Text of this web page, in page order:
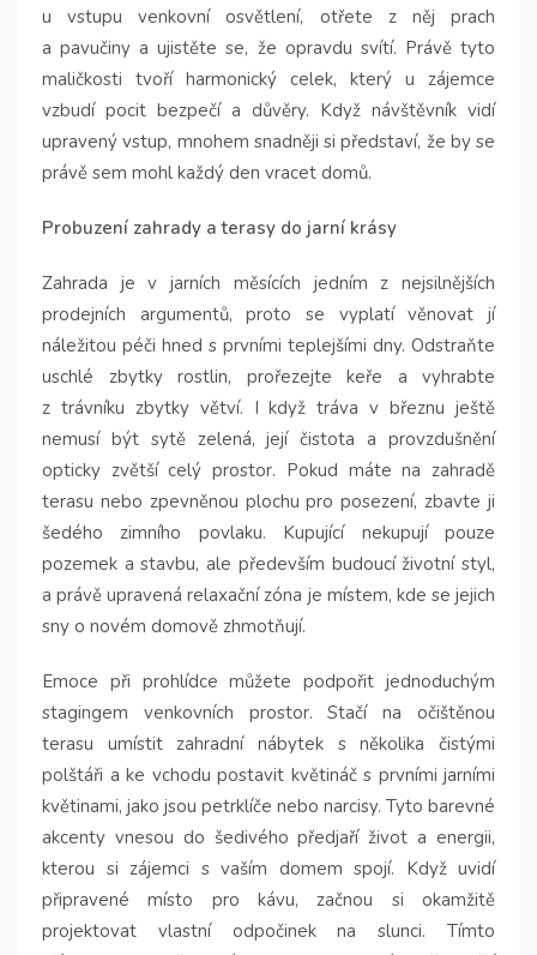
u vstupu venkovní osvětlení, otřete z něj prach
a pavučiny a ujistěte se, že opravdu svítí. Právě tyto
maličkosti tvoří harmonický celek, který u zájemce
vzbudí pocit bezpečí a důvěry. Když návštěvník vidí
upravený vstup, mnohem snadněji si představí, že by se
právě sem mohl každý den vracet domů.
Probuzení zahrady a terasy do jarní krásy
Zahrada je v jarních měsících jedním z nejsilnějších
prodejních argumentů, proto se vyplatí věnovat jí
náležitou péči hned s prvními teplejšími dny. Odstraňte
uschlé zbytky rostlin, prořezejte keře a vyhrabte
z trávníku zbytky větví. I když tráva v březnu ještě
nemusí být sytě zelená, její čistota a provzdušnění
opticky zvětší celý prostor. Pokud máte na zahradě
terasu nebo zpevněnou plochu pro posezení, zbavte ji
šedého zimního povlaku. Kupující nekupují pouze
pozemek a stavbu, ale především budoucí životní styl,
a právě upravená relaxační zóna je místem, kde se jejich
sny o novém domově zhmotňují.
Emoce při prohlídce můžete podpořit jednoduchým
stagingem venkovních prostor. Stačí na očištěnou
terasu umístit zahradní nábytek s několika čistými
polštáři a ke vchodu postavit květináč s prvními jarními
květinami, jako jsou petrklíče nebo narcisy. Tyto barevné
akcenty vnesou do šedivého předjaří život a energii,
kterou si zájemci s vaším domem spojí. Když uvidí
připravené místo pro kávu, začnou si okamžitě
projektovat vlastní odpočinek na slunci. Tímto